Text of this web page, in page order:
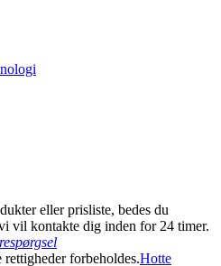
eller prisliste, bedes du
vil kontakte dig inden for 24 timer.
forbeholdes.Hotte